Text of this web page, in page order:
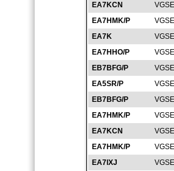
EA7KCN
EA7HMK/P
EA7K
EA7HHO/P
EB7BFG/P
EA5SR/P
EB7BFG/P
EA7HMK/P
EA7KCN
EA7HMK/P
EA7IXJ